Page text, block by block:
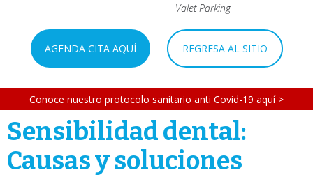
Valet Parking
AGENDA CITA AQUÍ REGRESA AL SITIO
Conoce nuestro protocolo sanitario anti Covid-19 aquí >
Sensibilidad dental:
Causas y soluciones